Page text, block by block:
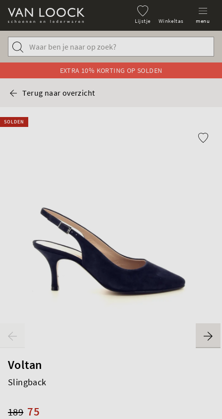
Lijstje Winkeltas menu
EXTRA 10% KORTING OP SOLDEN
Terug naar overzicht
SOLDEN
Voltan
Slingback
75
189